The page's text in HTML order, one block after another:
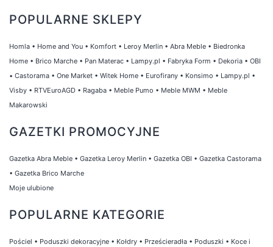
POPULARNE SKLEPY
Homla • Home and You • Komfort • Leroy Merlin • Abra Meble • Biedronka
Home • Brico Marche • Pan Materac • Lampy.pl • Fabryka Form • Dekoria • OBI
• Castorama • One Market • Witek Home • Eurofirany • Konsimo • Lampy.pl •
Visby • RTVEuroAGD • Ragaba • Meble Pumo • Meble MWM • Meble
Makarowski
GAZETKI PROMOCYJNE
Gazetka Abra Meble • Gazetka Leroy Merlin • Gazetka OBI • Gazetka Castorama
• Gazetka Brico Marche
Moje ulubione
POPULARNE KATEGORIE
Pościel • Poduszki dekoracyjne • Kołdry • Prześcieradła • Poduszki • Koce i